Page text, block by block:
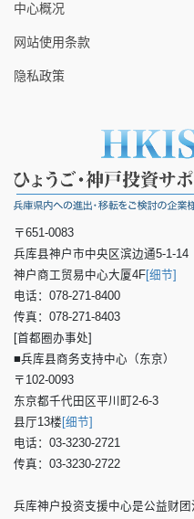
中心概况
网站使用条款
隐私政策
〒651-0083
兵库县神户市中央区滨边通5-1-14
神户商工贸易中心大厦4F[细节]
电话：078-271-8400
传真：078-271-8403
[首都圈办事处]
■兵库县商务支持中心（东京）
〒102-0093
东京都千代田区平川町2-6-3
县厅13楼 [细节]
电话：03-3230-2721
传真：03-3230-2722
兵库神户投资支援中心是公益财